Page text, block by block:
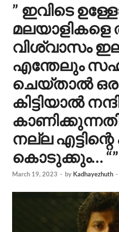
” ഇവിടെ
മലയാളികളെ
വിശ്വാസം
എന്തേലും
ചെയ്താൽ
കിട്ടിയാൽ
നല്ല
കൊടുക്കും… “”
March 19, 2023 - by Kadhayezhuth -